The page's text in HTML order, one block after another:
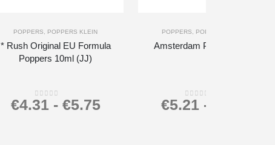
POPPERS POPPERS KLEIN
* Rush Original EU Formula
Poppers 10ml (JJ)
0out of 5
€4.31- €5.75
POPPERS POPPERS GROOT
Amsterdam Poppers 24ml
0out of 5
€5.21-